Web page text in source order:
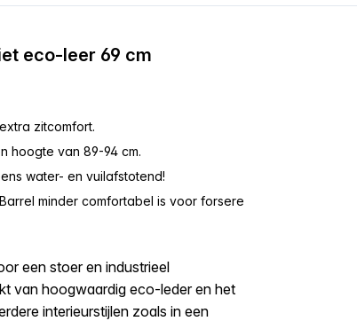
eco-leer 69 cm
zitcomfort.
hoogte van 89-94 cm.
water- en vuilafstotend!
minder comfortabel is voor forsere
een stoer en industrieel
van hoogwaardig eco-leder en het
interieurstijlen zoals in een